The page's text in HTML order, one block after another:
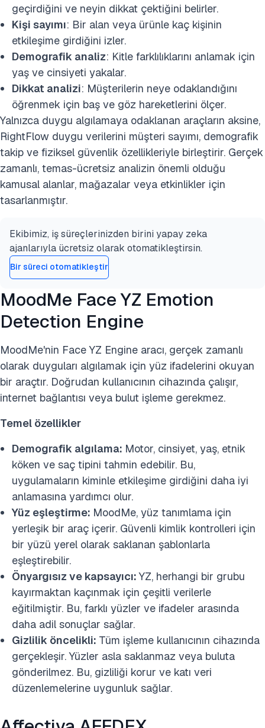
geçirdiğini ve neyin dikkat çektiğini belirler.
Kişi sayımı: Bir alan veya ürünle kaç kişinin
etkileşime girdiğini izler.
Demografik analiz: Kitle farklılıklarını anlamak için
yaş ve cinsiyeti yakalar.
Dikkat analizi: Müşterilerin neye odaklandığını
öğrenmek için baş ve göz hareketlerini ölçer.
Yalnızca duygu algılamaya odaklanan araçların aksine,
RightFlow duygu verilerini müşteri sayımı, demografik
takip ve fiziksel güvenlik özellikleriyle birleştirir. Gerçek
zamanlı, temas-ücretsiz analizin önemli olduğu
kamusal alanlar, mağazalar veya etkinlikler için
tasarlanmıştır.
Ekibimiz, iş süreçlerinizden birini yapay zeka
ajanlarıyla ücretsiz olarak otomatikleştirsin.
Bir süreci otomatikleştir
MoodMe Face YZ Emotion
Detection Engine
MoodMe'nin Face YZ Engine aracı, gerçek zamanlı
olarak duyguları algılamak için yüz ifadelerini okuyan
bir araçtır. Doğrudan kullanıcının cihazında çalışır,
internet bağlantısı veya bulut işleme gerekmez.
Temel özellikler
Demografik algılama: Motor, cinsiyet, yaş, etnik
köken ve saç tipini tahmin edebilir. Bu,
uygulamaların kiminle etkileşime girdiğini daha iyi
anlamasına yardımcı olur.
Yüz eşleştirme: MoodMe, yüz tanımlama için
yerleşik bir araç içerir. Güvenli kimlik kontrolleri için
bir yüzü yerel olarak saklanan şablonlarla
eşleştirebilir.
Önyargısız ve kapsayıcı:YZ, herhangi bir grubu
kayırmaktan kaçınmak için çeşitli verilerle
eğitilmiştir. Bu, farklı yüzler ve ifadeler arasında
daha adil sonuçlar sağlar.
Gizlilik öncelikli: Tüm işleme kullanıcının cihazında
gerçekleşir. Yüzler asla saklanmaz veya buluta
gönderilmez. Bu, gizliliği korur ve katı veri
düzenlemelerine uygunluk sağlar.